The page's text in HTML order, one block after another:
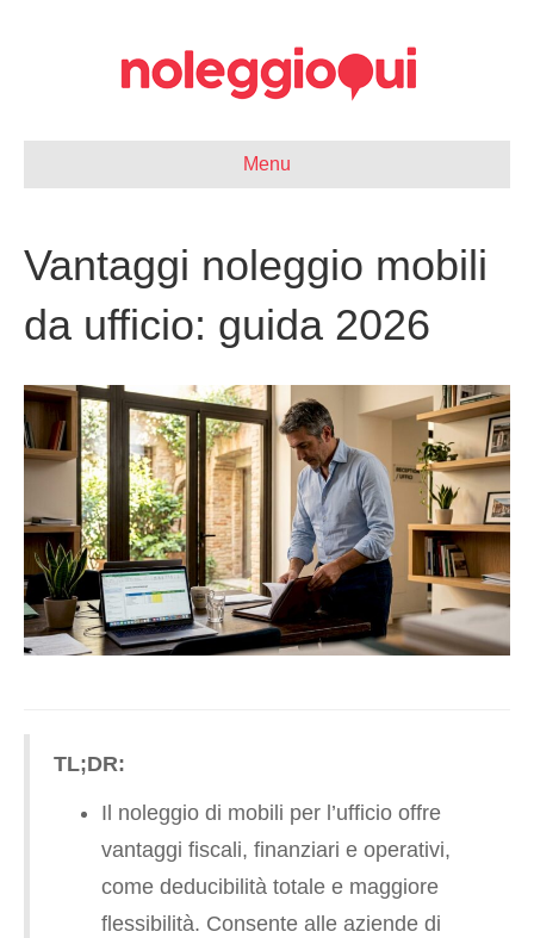
Menu
Vantaggi noleggio mobili
da ufficio: guida 2026
TL;DR:
Il noleggio di mobili per l’ufficio offre
vantaggi fiscali, finanziari e operativi,
come deducibilità totale e maggiore
flessibilità. Consente alle aziende di